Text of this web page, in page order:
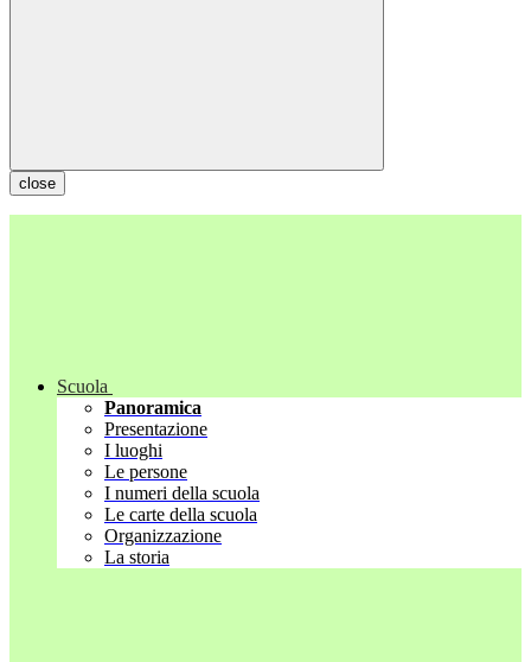
close
Scuola
Panoramica
Presentazione
I luoghi
Le persone
I numeri della scuola
Le carte della scuola
Organizzazione
La storia